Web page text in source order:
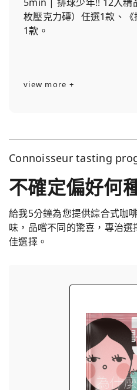
枚壓克力磚）任選1款、
1款。
view more +
Connoisseur tasting
不確定偏好何
給我5分鐘為您提供綜合式咖
味，品嚐不同的驚喜，專治
佳選擇。